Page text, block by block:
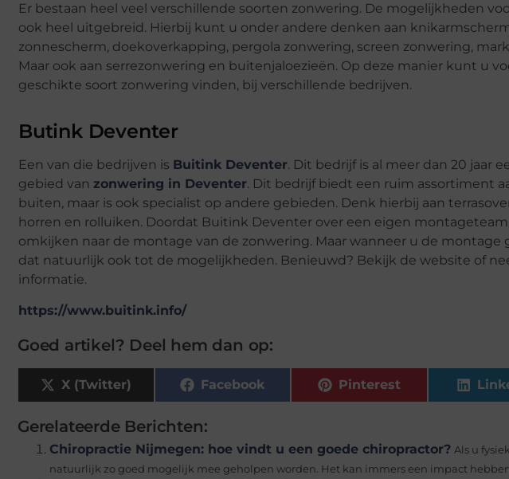
Er bestaan heel veel verschillende soorten zonwering. De mogelijkheden
ook heel uitgebreid. Hierbij kunt u onder andere denken aan
zonnescherm, doekoverkapping, pergola zonwering, screen zonwering,
Maar ook aan serrezonwering en buitenjaloezieën. Op deze manier kunt u
geschikte soort zonwering vinden, bij verschillende bedrijven.
Butink Deventer
Een van die bedrijven is Buitink Deventer. Dit bedrijf is al meer dan 20 jaar
gebied van zonwering in Deventer. Dit bedrijf biedt een ruim assortiment
buiten, maar is ook specialist op andere gebieden. Denk hierbij aan
horren en rolluiken. Doordat Buitink Deventer over een eigen
omkijken naar de montage van de zonwering. Maar wanneer u de montage
dat natuurlijk ook tot de mogelijkheden. Benieuwd? Bekijk de website of
informatie.
https://www.buitink.info/
Goed artikel? Deel hem dan op:
X (Twitter) Facebook Pinterest
Gerelateerde Berichten:
Chiropractie Nijmegen: hoe vindt u een goede chiropractor? Als u
natuurlijk zo goed mogelijk mee geholpen worden. Het kan immers een impact